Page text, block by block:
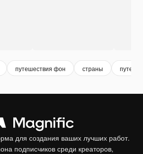
путешествия фон страны
для создания ваших лучших работ.
подписчиков среди креаторов,